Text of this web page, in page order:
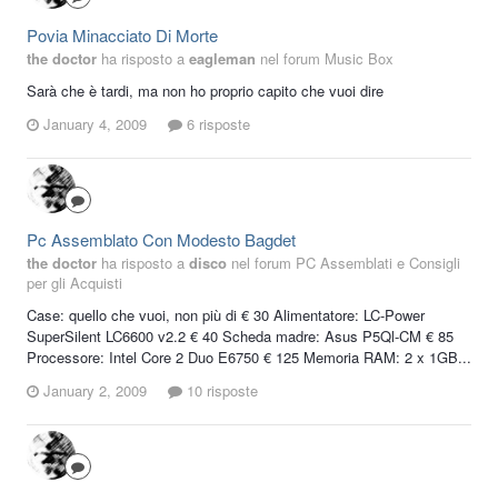
Povia Minacciato Di Morte
the doctor ha risposto a eagleman nel forum Music Box
Sarà che è tardi, ma non ho proprio capito che vuoi dire
January 4, 2009
6 risposte
Pc Assemblato Con Modesto Bagdet
the doctor ha risposto a disco nel forum PC Assemblati e Consigli
per gli Acquisti
Case: quello che vuoi, non più di € 30 Alimentatore: LC-Power
SuperSilent LC6600 v2.2 € 40 Scheda madre: Asus P5Ql-CM € 85
Processore: Intel Core 2 Duo E6750 € 125 Memoria RAM: 2 x 1GB...
January 2, 2009
10 risposte